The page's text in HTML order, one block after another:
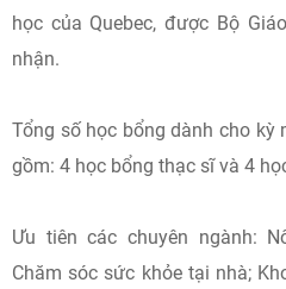
học của Quebec, được Bộ
nhận.
Tổng số học bổng dành cho
gồm: 4 học bổng thạc sĩ và 4
Ưu tiên các chuyên ngành:
Chăm sóc sức khỏe tại nhà;